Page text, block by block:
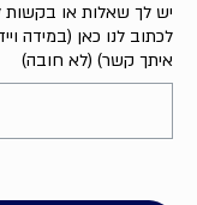
יש לך שאלות או בקשות
לכתוב לנו כאן (במידה
איתך קשר) (לא חובה)